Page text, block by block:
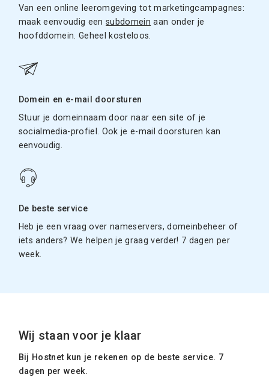
Van een online leeromgeving tot marketingcampagnes:
maak eenvoudig eensubdomein aan onder je
hoofddomein. Geheel kosteloos.
Domein en e-mail doorsturen
Stuur je domeinnaam door naar een site of je
socialmedia-profiel. Ook je e-mail doorsturen kan
eenvoudig.
De beste service
Heb je een vraag over nameservers, domeinbeheer of
iets anders? We helpen je graag verder! 7 dagen per
week.
Wij staan voor je klaar
Bij Hostnet kun je rekenen op de beste service. 7
dagen per week.